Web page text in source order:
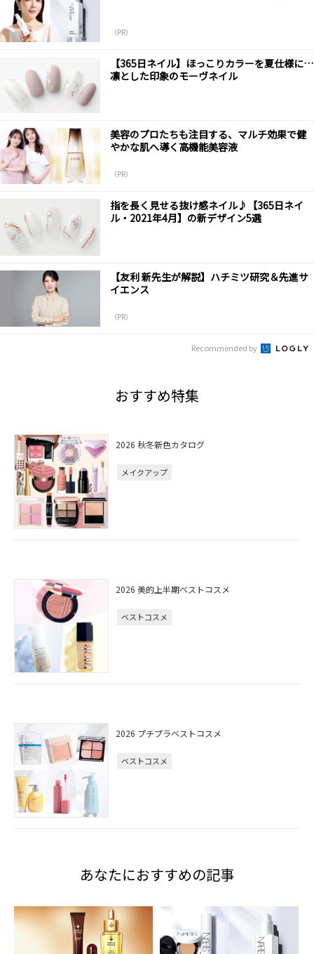
（PR）
【365日ネイル】ほっこりカラーを夏仕様に…
凛とした印象のモーヴネイル
美容のプロたちも注目する、マルチ効果で健
やかな肌へ導く高機能美容液
（PR）
指を長く見せる抜け感ネイル♪【365日ネイ
ル・2021年4月】の新デザイン5選
【友利 新先生が解説】ハチミツ研究＆先進サ
イエンス
（PR）
Recommended by
おすすめ特集
2026 秋冬新色カタログ
メイクアップ
2026 美的上半期ベストコスメ
ベストコスメ
2026 プチプラベストコスメ
ベストコスメ
あなたにおすすめの記事